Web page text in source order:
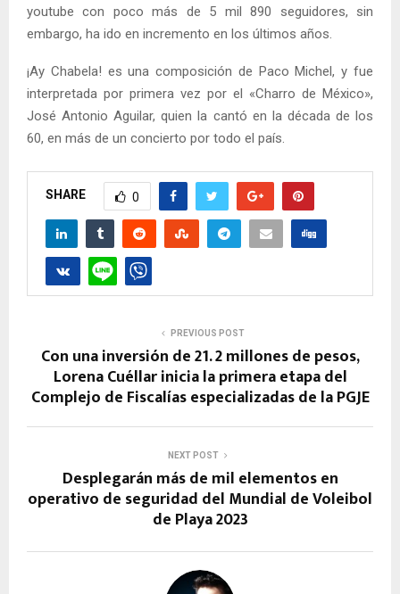
youtube con poco más de 5 mil 890 seguidores, sin
embargo, ha ido en incremento en los últimos años.
¡Ay Chabela! es una composición de Paco Michel, y fue
interpretada por primera vez por el «Charro de México»,
José Antonio Aguilar, quien la cantó en la década de los
60, en más de un concierto por todo el país.
SHARE 0
PREVIOUS POST
Con una inversión de 21. 2 millones de pesos,
Lorena Cuéllar inicia la primera etapa del
Complejo de Fiscalías especializadas de la PGJE
NEXT POST
Desplegarán más de mil elementos en
operativo de seguridad del Mundial de Voleibol
de Playa 2023